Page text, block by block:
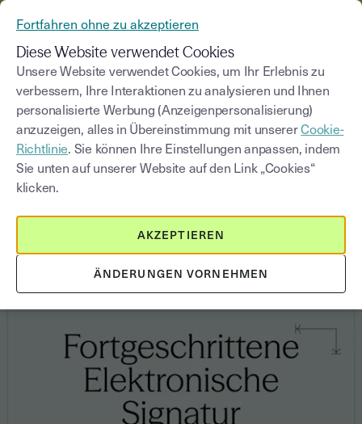
Blog
Kategorie auswählen Saisissez un terme
Was ist eine Fortgeschrittene
Elektronische Signatur (FES)?
Fortfahren ohne zu akzeptieren
Diese Website verwendet Cookies
Unsere Website verwendet Cookies, um Ihr Erlebnis zu
verbessern, Ihre Interaktionen zu analysieren und Ihnen
personalisierte Werbung (Anzeigenpersonalisierung)
anzuzeigen, alles in Übereinstimmung mit unsererCookie-
Richtlinie. Sie können Ihre Einstellungen anpassen, indem
Sie unten auf unserer Website auf den Link „Cookies“
klicken.
ÄNDERUNGEN VORNEHMEN
AKZEPTIEREN